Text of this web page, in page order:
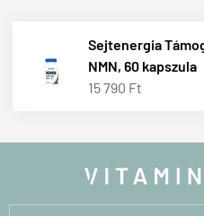
Sejtenergia
NMN, 60 kapszula
15 790 Ft